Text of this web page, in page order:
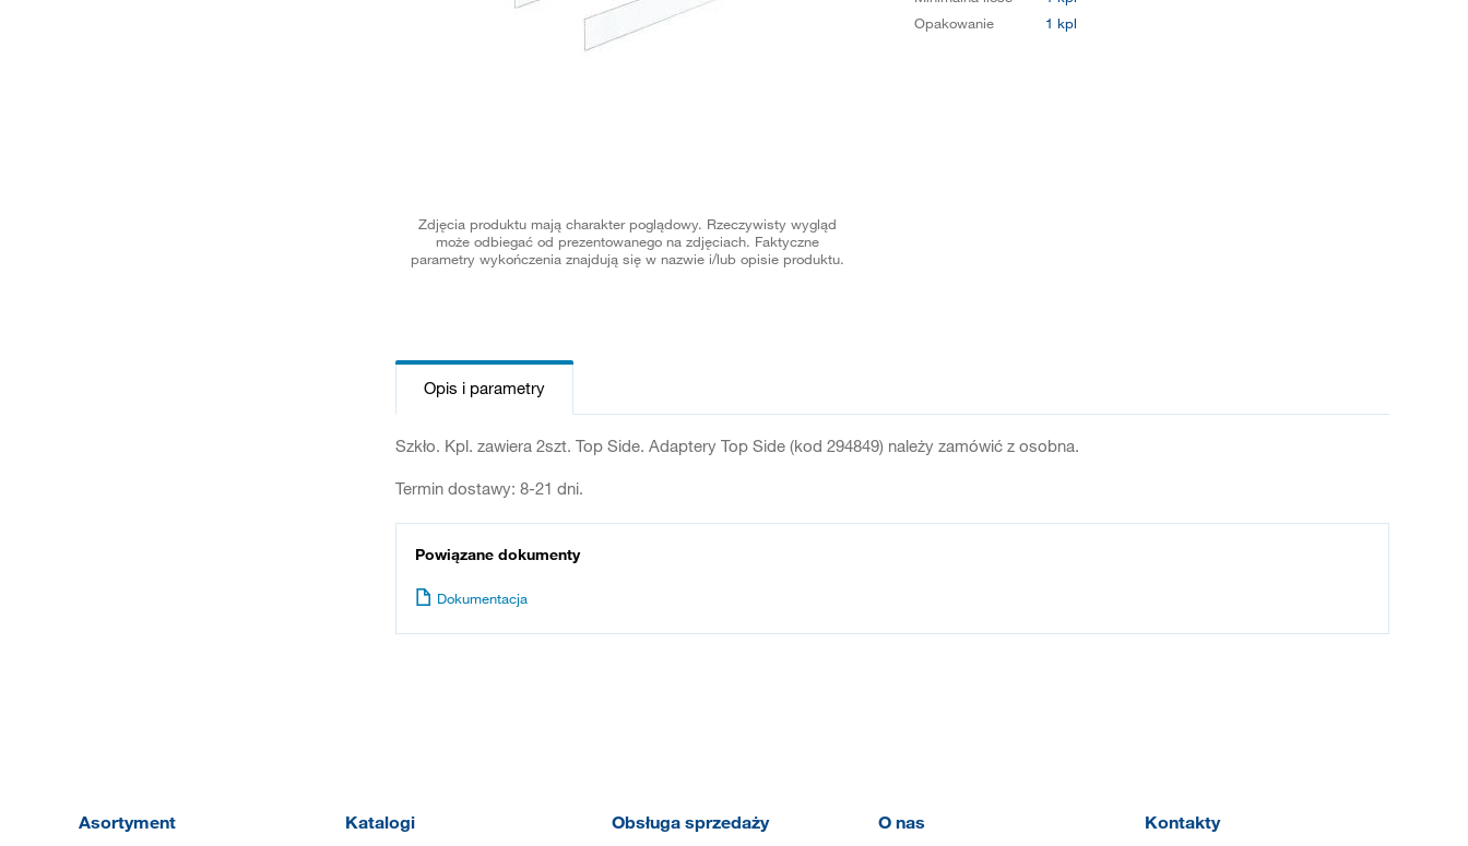
Zdjęcia produktu mają charakter poglądowy. Rzeczywisty wygląd
może odbiegać od prezentowanego na zdjęciach. Faktyczne
parametry wykończenia znajdują się w nazwie i/lub opisie produktu.
Opakowanie
1 kpl
Opis i parametry
Szkło. Kpl. zawiera 2szt. Top Side. Adaptery Top Side (kod 294849) należy zamówić z osobna.
Termin dostawy: 8-21 dni.
Powiązane dokumenty
Dokumentacja
Asortyment Katalogi Obsługa sprzedaży O nas Kontakty